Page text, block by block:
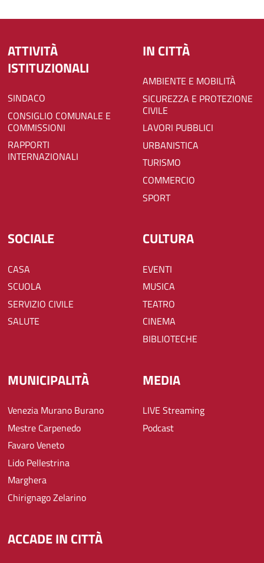
ATTIVITÀ
ISTITUZIONALI
SINDACO
CONSIGLIO COMUNALE E
COMMISSIONI
RAPPORTI
INTERNAZIONALI
IN CITTÀ
AMBIENTE E MOBILITÀ
SICUREZZA E PROTEZIONE
CIVILE
LAVORI PUBBLICI
URBANISTICA
TURISMO
COMMERCIO
SPORT
SOCIALE
CASA
SCUOLA
SERVIZIO CIVILE
SALUTE
CULTURA
EVENTI
MUSICA
TEATRO
CINEMA
BIBLIOTECHE
MUNICIPALITÀ
Venezia Murano Burano
Mestre Carpenedo
Favaro Veneto
Lido Pellestrina
Marghera
Chirignago Zelarino
MEDIA
LIVE Streaming
Podcast
ACCADE IN CITTÀ